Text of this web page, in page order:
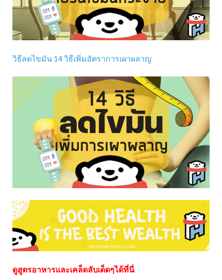
วิธีลดไขมัน 14 วิธีเพิ่มอัตราการเผาผลาญ
ดูสูตรอาหารและเคล็ดลับเด็ดๆได้ที่นี่